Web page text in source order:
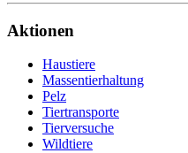
Aktionen
Haustiere
Massentierhaltung
Pelz
Tiertransporte
Tierversuche
Wildtiere